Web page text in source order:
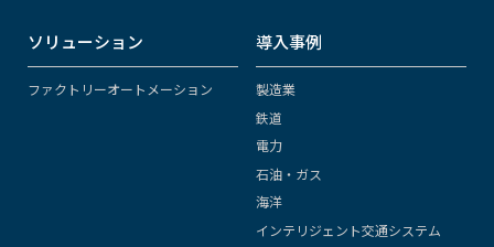
ソリューション
ファクトリーオートメーション
導入事例
製造業
鉄道
電力
石油・ガス
海洋
インテリジェント交通システム